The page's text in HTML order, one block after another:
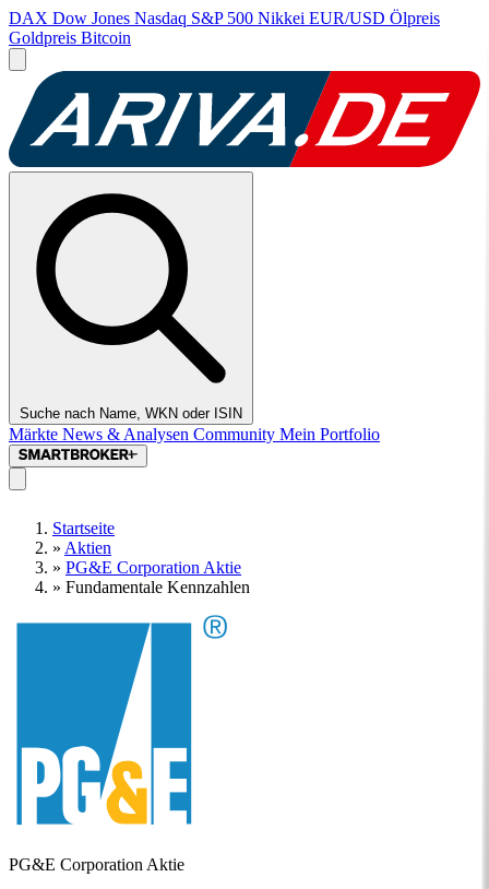
DAX Dow Jones Nasdaq S&P 500 Nikkei EUR/USD Ölpreis
Goldpreis Bitcoin
Suche nach Name, WKN oder ISIN
Märkte News & Analysen Community Mein Portfolio
Startseite
» Aktien
» PG&E Corporation Aktie
» Fundamentale Kennzahlen
PG&E Corporation Aktie